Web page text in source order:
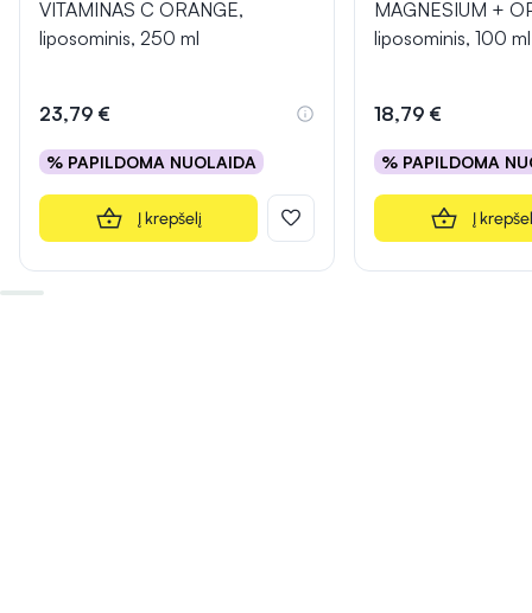
VITAMINAS C ORANGE,
liposominis, 250 ml
23,79 €
% PAPILDOMA NUOLAIDA
Į krepšelį
MAGNESIUM +
liposominis, 100 ml
18,79 €
% PAPILDOMA
Į